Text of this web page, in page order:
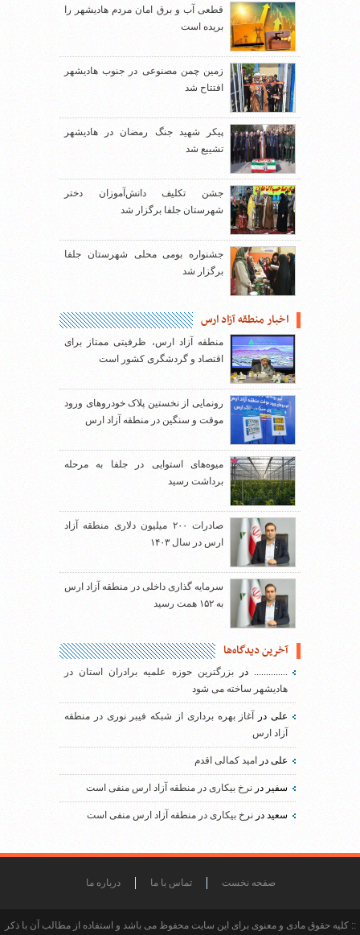
قطعی آب و برق امان مردم هادیشهر را
بریده است
زمین چمن مصنوعی در جنوب هادیشهر
افتتاح شد
پیکر شهید جنگ رمضان در هادیشهر
تشییع شد
جشن تکلیف دانش‌آموزان دختر
شهرستان جلفا برگزار شد
جشنواره بومی محلی شهرستان جلفا
برگزار شد
اخبار منطقه آزاد ارس
منطقه آزاد ارس، ظرفیتی ممتاز برای
اقتصاد و گردشگری کشور است
رونمایی از نخستین پلاک خودروهای ورود
موقت و سنگین در منطقه آزاد ارس
میوه‌های استوایی در جلفا به مرحله
برداشت رسید
صادرات ۲۰۰ میلیون دلاری منطقه آزاد
ارس در سال ۱۴۰۳
سرمایه گذاری داخلی در منطقه آزاد ارس
به ۱۵۲ همت رسید
آخرین دیدگاه‌ها
..............دربزرگترین حوزه علمیه برادران استان در
هادیشهر ساخته می شود
علیدر
آغاز بهره برداری از شبکه فیبر نوری در منطقه
آزاد ارس
علی در امید کمالی اقدم
سفیر در نرخ بیکاری در منطقه آزاد ارس منفی است
سعید در نرخ بیکاری در منطقه آزاد ارس منفی است
صفحه نخست تماس با ما درباره ما
:: کلیه حقوق مادی و معنوی برای این سایت محفوظ می باشد و استفاده از مطالب آن با ذکر